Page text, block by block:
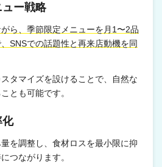
ー戦略
ら、季節限定メニューを月1〜2品
SNSでの話題性と再来店動機を同
タマイズを設けることで、自然な
とも可能です。
化
を調整し、食材ロスを最小限に抑
つながります。